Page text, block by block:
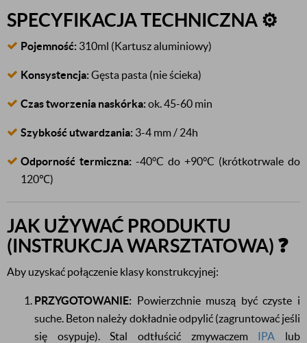
SPECYFIKACJA TECHNICZNA ⚙️
Pojemność: 310ml (Kartusz aluminiowy)
Konsystencja:Gęsta pasta (nie ścieka)
Czas tworzenia naskórka:ok. 45-60 min
Szybkość utwardzania: 3-4 mm / 24h
Odporność termiczna: -40°C do +90°C (krótkotrwale do
120℃)
JAK UŻYWAĆ PRODUKTU
(INSTRUKCJA WARSZTATOWA) ❓
Aby uzyskać połączenie klasy konstrukcyjnej:
PRZYGOTOWANIE: Powierzchnie muszą być czyste i
suche. Beton należy dokładnie odpylić (zagruntować jeśli
się osypuje). Stal odtłuścić zmywaczem IPA lub